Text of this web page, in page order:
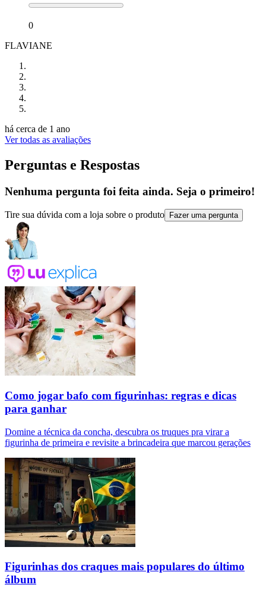
0
FLAVIANE
há cerca de 1 ano
Ver todas as avaliações
Perguntas e Respostas
Nenhuma pergunta foi feita ainda. Seja o primeiro!
Tire sua dúvida com a loja sobre o produto Fazer uma pergunta
Como jogar bafo com figurinhas: regras e dicas
para ganhar
Domine a técnica da concha, descubra os truques pra virar a
figurinha de primeira e revisite a brincadeira que marcou gerações
Figurinhas dos craques mais populares do último
álbum